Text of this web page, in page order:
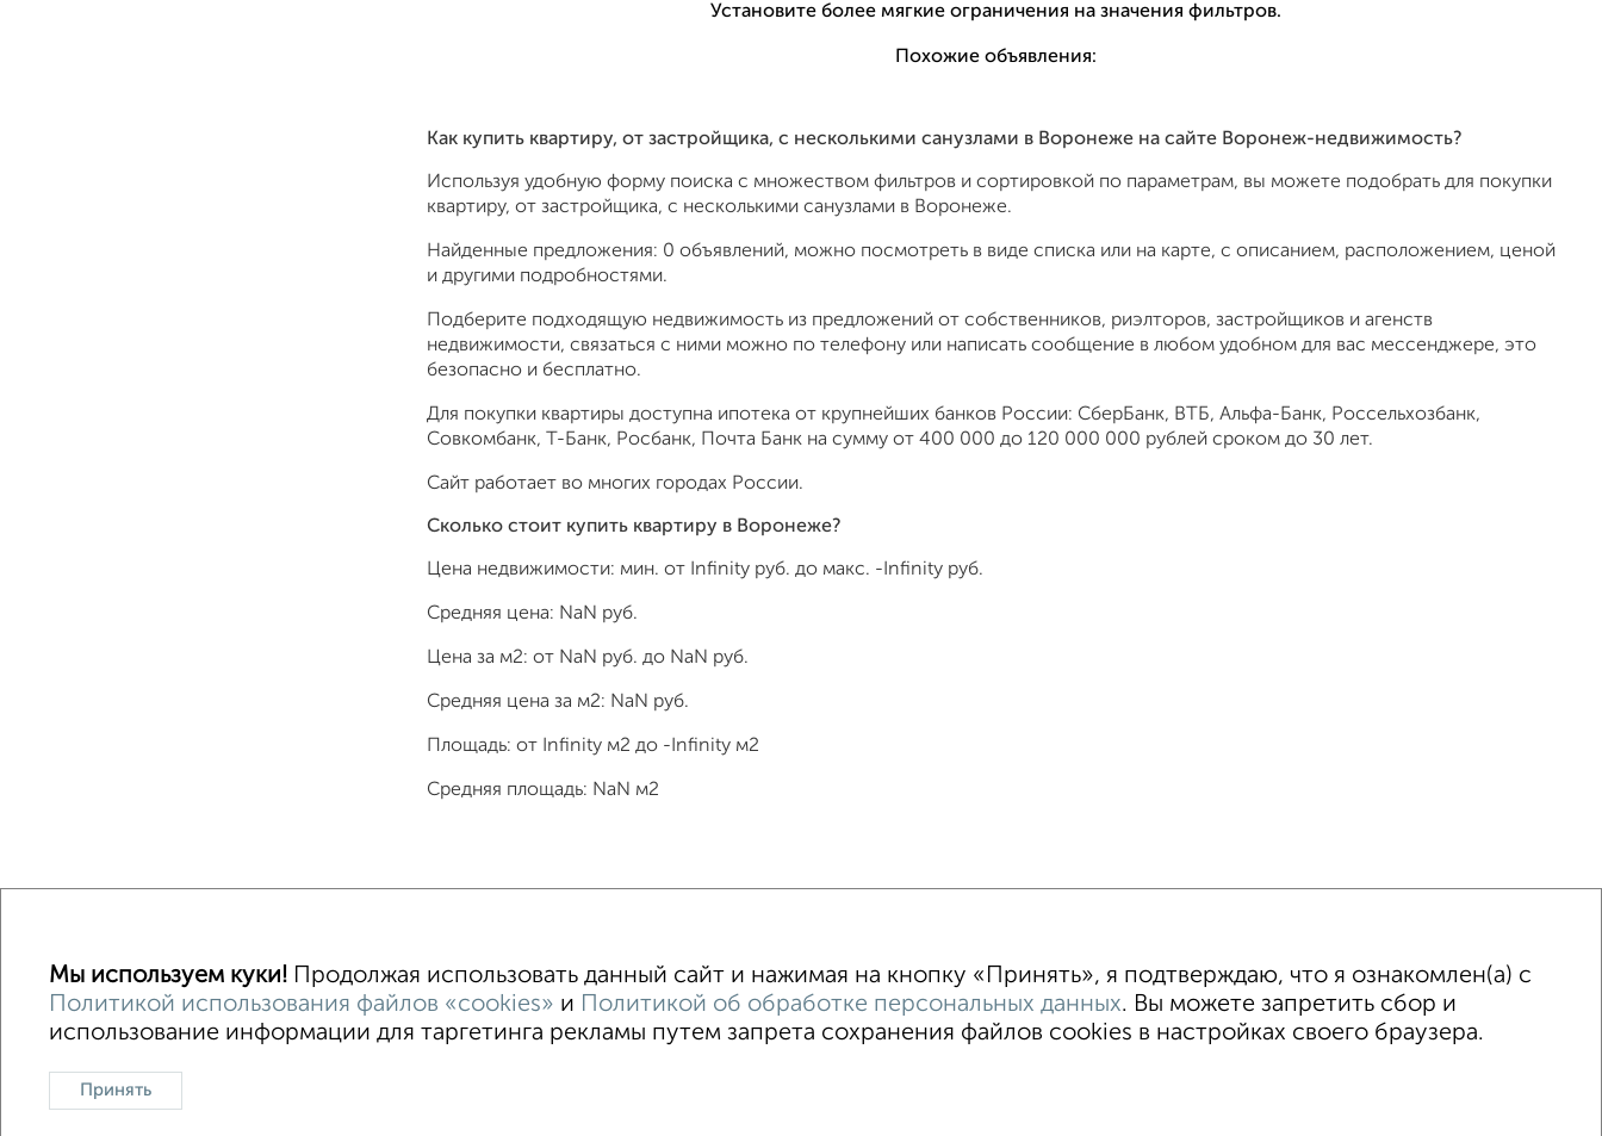
Установите более мягкие ограничения на значения фильтров.
Похожие объявления:
Как купить квартиру, от застройщика, с несколькими санузлами в Воронеже на сайте Воронеж-недвижимость?
Используя удобную форму поиска с множеством фильтров и сортировкой по параметрам, вы можете подобрать для покупки
квартиру, от застройщика, с несколькими санузлами в Воронеже.
Найденные предложения: 0 объявлений, можно посмотреть в виде списка или на карте, с описанием, расположением, ценой
и другими подробностями.
Подберите подходящую недвижимость из предложений от собственников, риэлторов, застройщиков и агенств
недвижимости, связаться с ними можно по телефону или написать сообщение в любом удобном для вас мессенджере, это
безопасно и бесплатно.
Для покупки квартиры доступна ипотека от крупнейших банков России: СберБанк, ВТБ, Альфа-Банк, Россельхозбанк,
Совкомбанк, Т-Банк, Росбанк, Почта Банк на сумму от 400 000 до 120 000 000 рублей сроком до 30 лет.
Сайт работает во многих городах России.
Сколько стоит купить квартиру в Воронеже?
Цена недвижимости: мин. от Infinity руб. до макс. -Infinity руб.
Средняя цена: NaN руб.
Цена за м2: от NaN руб. до NaN руб.
Средняя цена за м2: NaN руб.
Площадь: от Infinity м2 до -Infinity м2
Средняя площадь: NaN м2
В новостройке В строящемся доме В новом доме
Контакты Политика конфиденциальности Пользовательское соглашение Воронеж, улица Ломоносова 114/30 © 2015–2026 Сайт-доска объявлений недвижимости
О проекте
Мы используем куки! Продолжая использовать данный сайт и нажимая на кнопку «Принять», я подтверждаю, что я ознакомлен(а) с
Политикой использования файлов «cookies» и Политикой об обработке персональных данных. Вы можете запретить сбор и
использование информации для таргетинга рекламы путем запрета сохранения файлов cookies в настройках своего браузера.
Принять